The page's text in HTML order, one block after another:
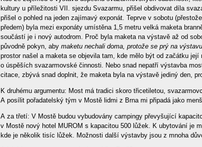
kultury u příležitosti VII. sjezdu Svazarmu, přišel obdivovat díla
přišel o pohled na jeden zajímavý exponát. Teprve v sobotu
předem) byla mezi exponáty umístěna 1,5 metru velká maketa
součástí je i nový autodrom. Proč byla maketa na výstavě až od
původně pokyn, aby maketu nechali doma, protože se prý na
prostor našel a maketa se objevila tam, kde mělo být od začátku
o úspěších svazarmovské činnosti. Nebo snad nepatří výstavba
citace, zbývá snad doplnit, že maketa byla na výstavě jediný den,
K druhému argumentu: Most má tradici skoro třicetiletou,
A posílit pořadatelský tým v Mostě lidmi z Brna mi připadá jako
A za třetí: V Mostě budou vybudovány campingy převyšující
v Mostě nový hotel MUROM s kapacitou 500 lůžek. K ubytování je
kde je několik tisíc lůžek. Možnosti další výstavby jsou z mnoha